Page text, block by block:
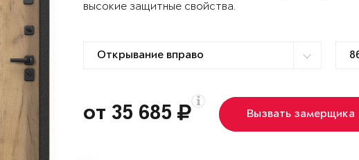
высокие защитные свойства.
от 35 685 Вызвать замерщика